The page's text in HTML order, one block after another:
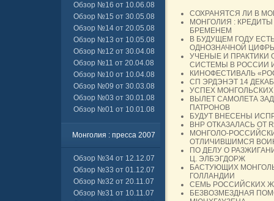
Обзор №16 от 10.06.08
Обзор №15 от 30.05.08
Обзор №14 от 20.05.08
Обзор №13 от 10.05.08
Обзор №12 от 30.04.08
Обзор №11 от 20.04.08
Обзор №10 от 10.04.08
Обзор №09 от 30.03.08
Обзор №03 от 30.01.08
Обзор №01 от 10.01.08
Монголия : пресса 2007
Обзор №34 от 12.12.07
Обзор №33 от 01.12.07
Обзор №32 от 20.11.07
Обзор №31 от 10.11.07
СОХРАНЯТСЯ ЛИ В
МОНГОЛИЯ :
БРЕМЕНЕМ
В БУДУЩЕМ ГОДУ
ОДНОЗНАЧНОЙ
УЧЕНЫЕ И ПРАКТИКИ
СИСТЕМЫ В РОССИИ
КИНОФЕСТИВАЛЬ
СП ЭРДЭНЭТ 14
УСПЕХ
ВЫЛЕТ САМОЛЕТА
ПАТРОНОВ
БУДУТ ВНЕСЕНЫ
BHP ОТКАЗАЛАСЬ ОТ
МОНГОЛО-
ОТЛИЧИВШИМСЯ
ПО ДЕЛУ О
Ц. ЭЛБЭГДОРЖ
БАСТУЮЩИХ
ГОЛЛАНДИИ
СЕМЬ РОССИЙСКИХ
БЕЗВОЗМЕЗДНАЯ